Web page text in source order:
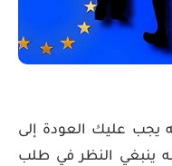
يجب عليك العودة إلى
ينبغي النظر في طلب